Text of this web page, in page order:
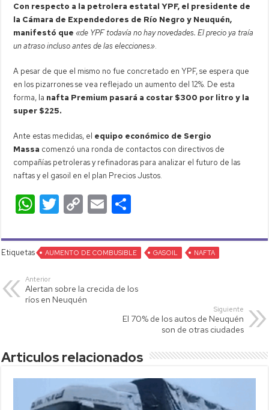
Con respecto a la petrolera estatal YPF, el presidente de
la Cámara de Expendedores de Río Negro y Neuquén,
manifestó que«de YPF todavía no hay novedades. El precio ya traía
un atraso incluso antes de las elecciones».
A pesar de que el mismo no fue concretado en YPF, se espera que
en los pizarrones se vea reflejado un aumento del 12%. De esta
forma, la nafta Premium pasará a costar $300 por litro y la
super $225.
Ante estas medidas, el equipo económico de Sergio
Massa comenzó una ronda de contactos con directivos de
compañías petroleras y refinadoras para analizar el futuro de las
naftas y el gasoil en el plan Precios Justos.
W
at
s
A
p
T
tt
er
C
p
y
Li
nk
E
ail m
p
ar
tir
Etiquetas AUMENTO DE COMBUSIBLE GASOIL NAFTA
Anterior
Alertan sobre la crecida de los
ríos en Neuquén
Siguiente
El 70% de los autos de Neuquén
son de otras ciudades
Articulos relacionados